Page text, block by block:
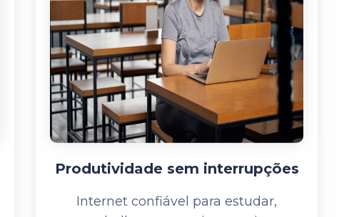
Produtividade sem interrupções
Internet confiável para estudar,